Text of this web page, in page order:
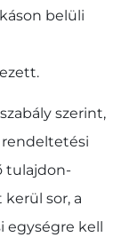
belüli
szerint,
rendeltetési
tulajdon-
sor, a
egységre kell